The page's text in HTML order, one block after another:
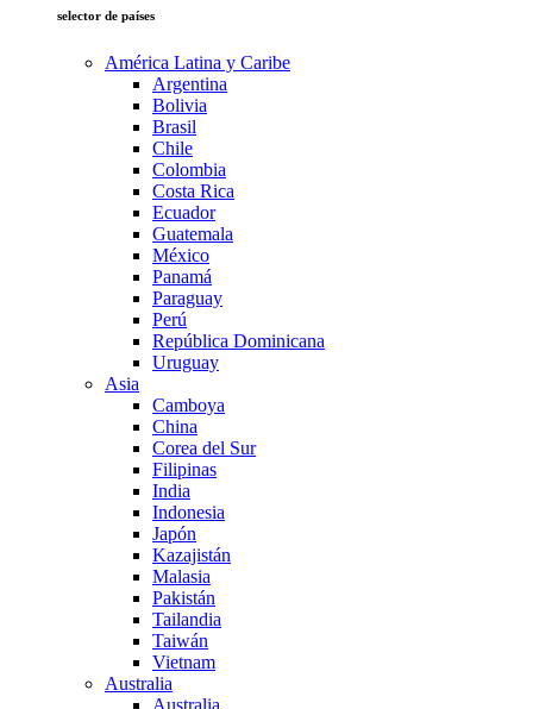
selector de países
América Latina y Caribe
Argentina
Bolivia
Brasil
Chile
Colombia
Costa Rica
Ecuador
Guatemala
México
Panamá
Paraguay
Perú
República Dominicana
Uruguay
Asia
Camboya
China
Corea del Sur
Filipinas
India
Indonesia
Japón
Kazajistán
Malasia
Pakistán
Tailandia
Taiwán
Vietnam
Australia
Australia